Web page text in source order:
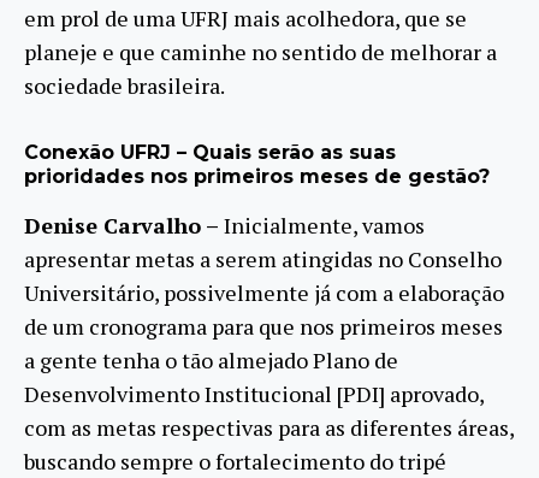
em prol de uma UFRJ mais acolhedora, que se
planeje e que caminhe no sentido de melhorar a
sociedade brasileira.
Conexão UFRJ – Quais serão as suas
prioridades nos primeiros meses de gestão?
Denise Carvalho – Inicialmente, vamos
apresentar metas a serem atingidas no Conselho
Universitário, possivelmente já com a elaboração
de um cronograma para que nos primeiros meses
a gente tenha o tão almejado Plano de
Desenvolvimento Institucional [PDI] aprovado,
com as metas respectivas para as diferentes áreas,
buscando sempre o fortalecimento do tripé